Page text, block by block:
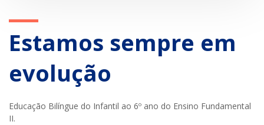
Estamos sempre em
evolução
Educação Bilíngue do Infantil ao 6º ano do Ensino Fundamental
II.